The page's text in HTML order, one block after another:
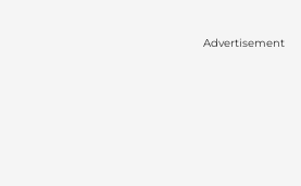
Advertisement